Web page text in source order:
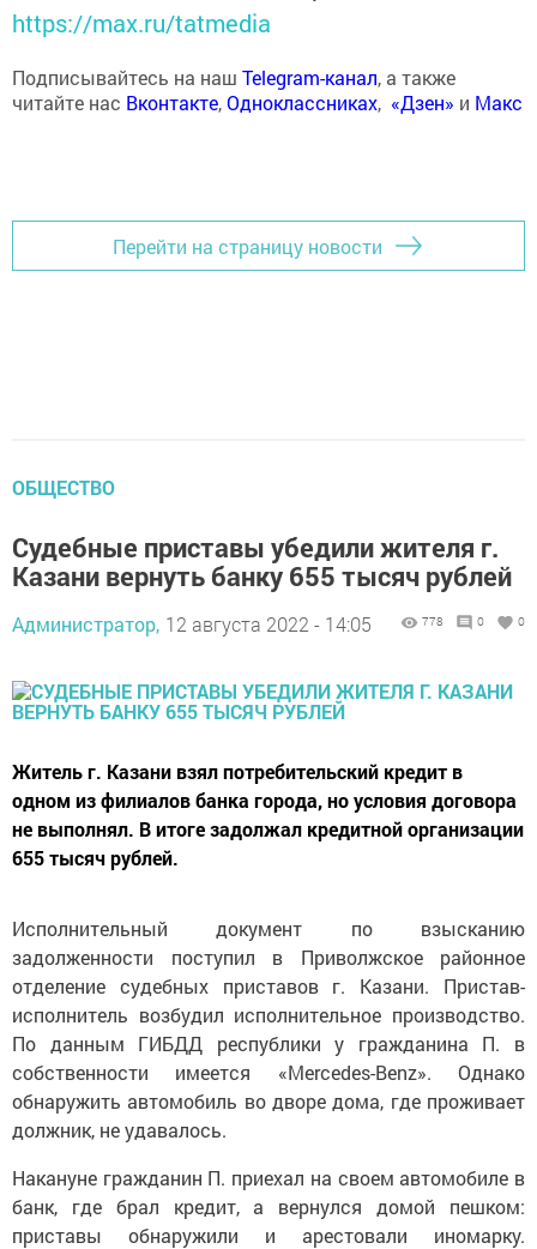
https://max.ru/tatmedia
Подписывайтесь на наш Telegram-канал, а также
читайте нас Вконтакте,Одноклассниках, «Дзен» и Макс
Перейти на страницу новости
ОБЩЕСТВО
Судебные приставы убедили жителя г.
Казани вернуть банку 655 тысяч рублей
Администратор, 12 августа 2022 - 14:05 778 0 0
Житель г. Казани взял потребительский кредит в
одном из филиалов банка города, но условия договора
не выполнял. В итоге задолжал кредитной организации
655 тысяч рублей.
Исполнительный документ по взысканию
задолженности поступил в Приволжское районное
отделение судебных приставов г. Казани. Пристав-
исполнитель возбудил исполнительное производство.
По данным ГИБДД республики у гражданина П. в
собственности имеется «Mercedes-Benz». Однако
обнаружить автомобиль во дворе дома, где проживает
должник, не удавалось.
Накануне гражданин П. приехал на своем автомобиле в
банк, где брал кредит, а вернулся домой пешком:
приставы обнаружили и арестовали иномарку.